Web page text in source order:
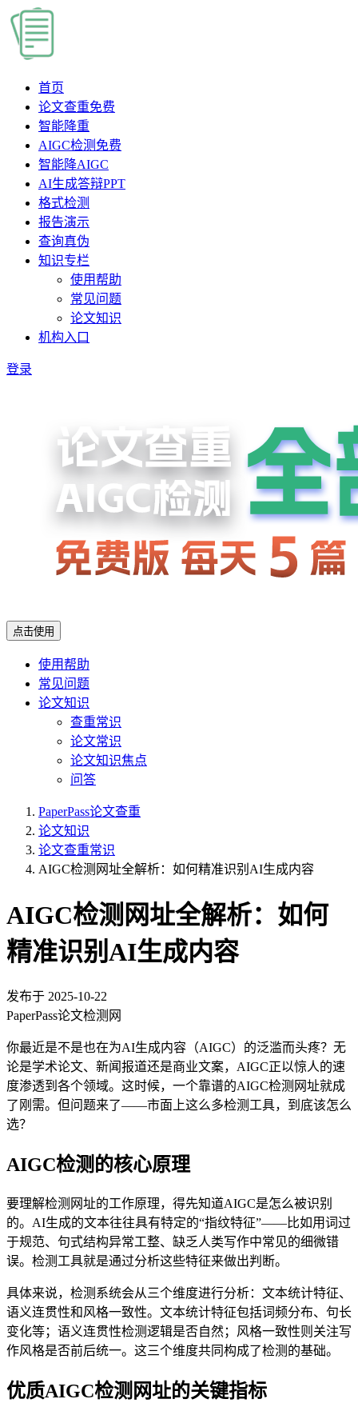
首页
论文查重免费
智能降重
AIGC检测 免费
智能降AIGC
AI生成答辩PPT
格式检测
报告演示
查询真伪
知识专栏
使用帮助
常见问题
论文知识
机构入口
登录
点击使用
使用帮助
常见问题
论文知识
查重常识
论文常识
论文知识焦点
问答
PaperPass论文查重
论文知识
论文查重常识
AIGC检测网址全解析：如何精准识别AI生成内容
AIGC检测网址全解析：如何
精准识别AI生成内容
发布于 2025-10-22
PaperPass论文检测网
你最近是不是也在为AI生成内容（AIGC）的泛滥而头疼？无
论是学术论文、新闻报道还是商业文案，AIGC正以惊人的速
度渗透到各个领域。这时候，一个靠谱的AIGC检测网址就成
了刚需。但问题来了——市面上这么多检测工具，到底该怎么
选？
AIGC检测的核心原理
要理解检测网址的工作原理，得先知道AIGC是怎么被识别
的。AI生成的文本往往具有特定的“指纹特征”——比如用词过
于规范、句式结构异常工整、缺乏人类写作中常见的细微错
误。检测工具就是通过分析这些特征来做出判断。
具体来说，检测系统会从三个维度进行分析：文本统计特征、
语义连贯性和风格一致性。文本统计特征包括词频分布、句长
变化等；语义连贯性检测逻辑是否自然；风格一致性则关注写
作风格是否前后统一。这三个维度共同构成了检测的基础。
优质AIGC检测网址的关键指标